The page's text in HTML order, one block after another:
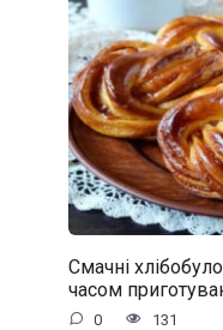
Смачні
часом
0 131